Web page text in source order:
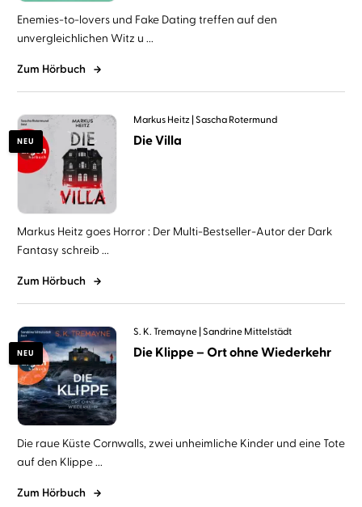
Enemies-to-lovers und Fake Dating treffen auf den
unvergleichlichen Witz u ...
Zum Hörbuch
NEU
Markus Heitz Sascha Rotermund
Die Villa
Markus Heitz goes Horror : Der Multi-Bestseller-Autor der Dark
Fantasy schreib ...
Zum Hörbuch
NEU
S. K. Tremayne Sandrine Mittelstädt
Die Klippe – Ort ohne Wiederkehr
Die raue Küste Cornwalls, zwei unheimliche Kinder und eine Tote
auf den Klippe ...
Zum Hörbuch